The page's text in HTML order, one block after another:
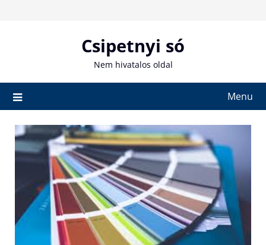
Csipetnyi só
Nem hivatalos oldal
Menu